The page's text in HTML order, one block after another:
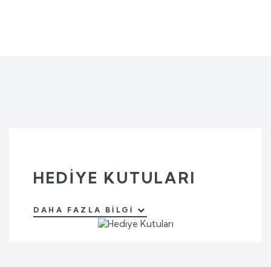
HEDIYE KUTULARI
DAHA FAZLA BILGI